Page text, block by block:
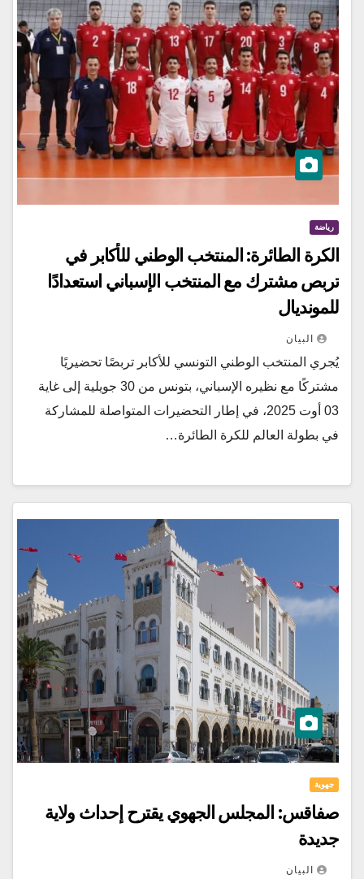
رياضة
الكرة الطائرة: المنتخب الوطني للأكابر في
تربص مشترك مع المنتخب الإسباني استعدادًا
للمونديال
البيان
يُجري المنتخب الوطني التونسي للأكابر تربصًا تحضيريًا
مشتركًا مع نظيره الإسباني، بتونس من 30 جويلية إلى غاية
03 أوت 2025، في إطار التحضيرات المتواصلة للمشاركة
في بطولة العالم للكرة الطائرة…
جهوية
صفاقس: المجلس الجهوي يقترح إحداث ولاية
جديدة
البيان